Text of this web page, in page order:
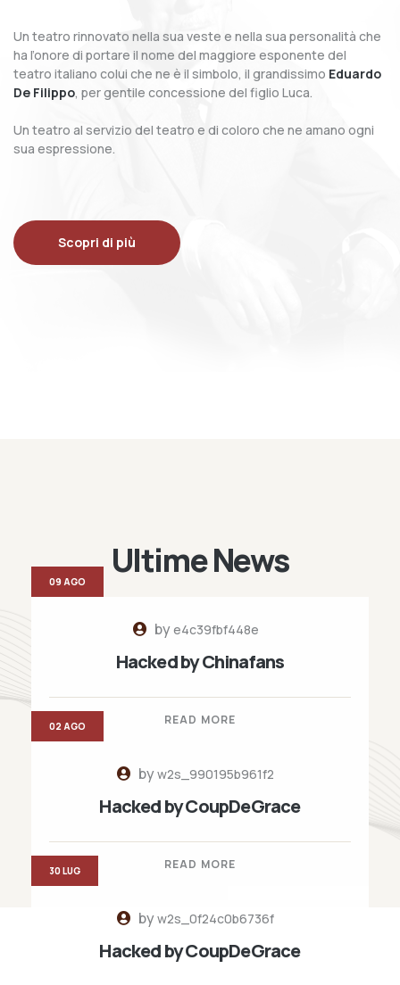
Un teatro rinnovato nella sua veste e nella sua personalità che
ha l’onore di portare il nome del maggiore esponente del
teatro italiano colui che ne è il simbolo, il grandissimo Eduardo
De Filippo, per gentile concessione del figlio Luca.
Un teatro al servizio del teatro e di coloro che ne amano ogni
sua espressione.
Scopri di più
Ultime News
bye4c39fbf448e
Hacked by Chinafans
READ MORE
09 AGO
byw2s_990195b961f2
Hacked by CoupDeGrace
READ MORE
02 AGO
byw2s_0f24c0b6736f
Hacked by CoupDeGrace
30 LUG